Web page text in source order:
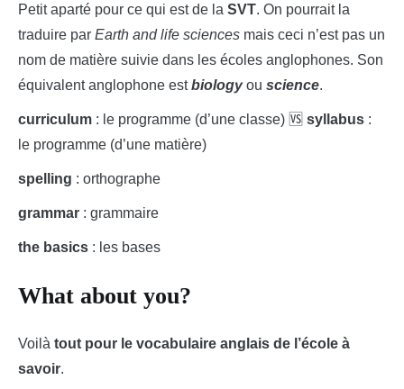
Petit aparté pour ce qui est de la SVT. On pourrait la
traduire par Earth and life sciences mais ceci n’est pas un
nom de matière suivie dans les écoles anglophones. Son
équivalent anglophone estbiologyou science.
curriculum : le programme (d’une classe) 🆚 syllabus :
le programme (d’une matière)
spelling : orthographe
grammar : grammaire
the basics : les bases
What about you?
Voilà tout pour le vocabulaire anglais de l’école à
savoir.